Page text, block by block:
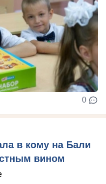
0
в кому на Бали
вином